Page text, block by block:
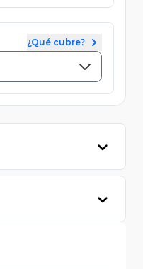
¿Qué cubre?